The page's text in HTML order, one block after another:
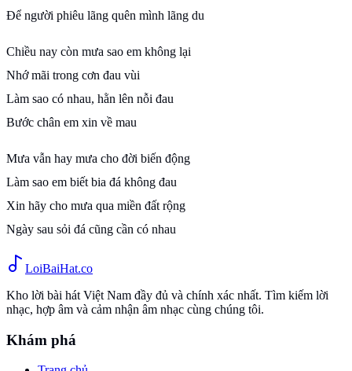
Để người phiêu lãng quên mình lãng du
Chiều nay còn mưa sao em không lại
Nhớ mãi trong cơn đau vùi
Làm sao có nhau, hằn lên nỗi đau
Bước chân em xin về mau
Mưa vẫn hay mưa cho đời biến động
Làm sao em biết bia đá không đau
Xin hãy cho mưa qua miền đất rộng
Ngày sau sỏi đá cũng cần có nhau
LoiBaiHat.co
Kho lời bài hát Việt Nam đầy đủ và chính xác nhất. Tìm kiếm lời
nhạc, hợp âm và cảm nhận âm nhạc cùng chúng tôi.
Khám phá